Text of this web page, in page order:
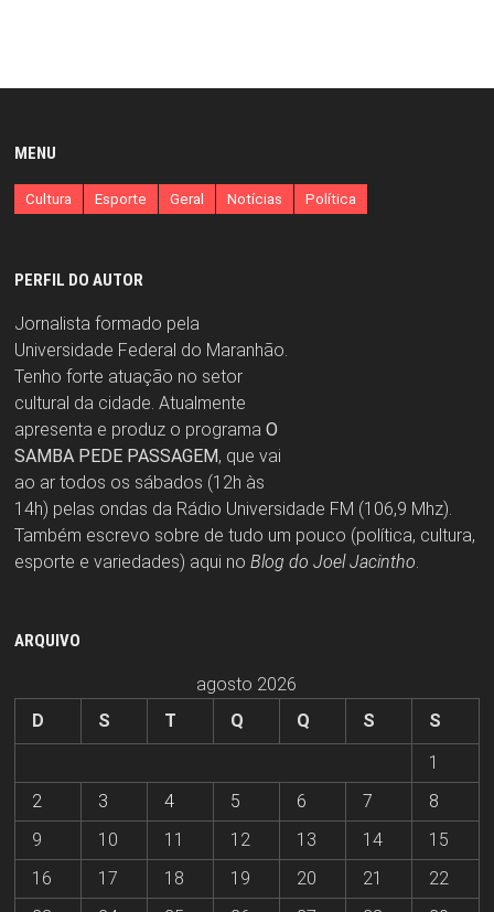
MENU
Cultura Esporte Geral Notícias Política
PERFIL DO AUTOR
Jornalista formado pela
Universidade Federal do Maranhão.
Tenho forte atuação no setor
cultural da cidade. Atualmente
apresenta e produz o programa O
SAMBA PEDE PASSAGEM, que vai
ao ar todos os sábados (12h às
14h) pelas ondas da Rádio Universidade FM (106,9 Mhz).
Também escrevo sobre de tudo um pouco (política, cultura,
esporte e variedades) aqui no Blog do Joel Jacintho
ARQUIVO
agosto 2026
D
S T Q Q S
S
1
2
3 4 5 6 7
8
9
10 11 12 13 14
15
16
17 18 19 20 21
22